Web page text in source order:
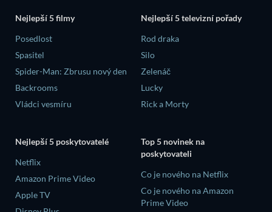
Nejlepší 5 filmy
Posedlost
Spasitel
Spider-Man: Zbrusu nový den
Backrooms
Vládci vesmíru
Nejlepší 5 televizní pořady
Rod draka
Silo
Zelenáč
Lucky
Rick a Morty
Nejlepší 5 poskytovatelé
Netflix
Amazon Prime Video
Apple TV
Top 5 novinek na
poskytovateli
Co je nového na Netflix
Co je nového na Amazon
Prime Video